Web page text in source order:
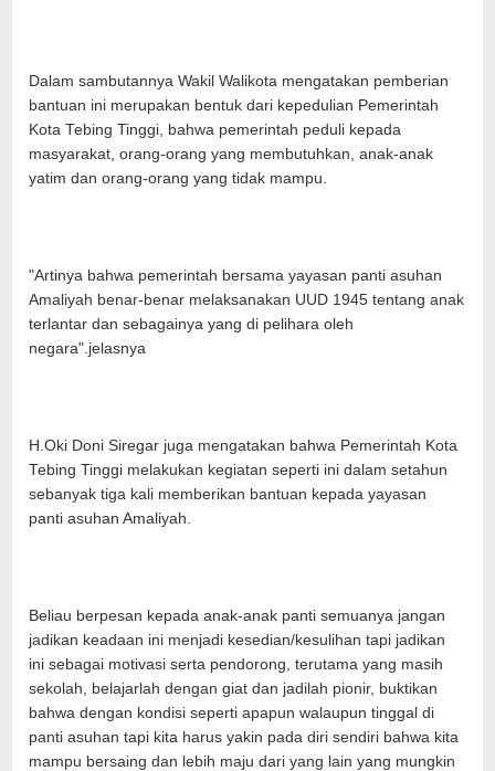
Dalam sambutannya Wakil Walikota mengatakan pemberian
bantuan ini merupakan bentuk dari kepedulian Pemerintah
Kota Tebing Tinggi, bahwa pemerintah peduli kepada
masyarakat, orang-orang yang membutuhkan, anak-anak
yatim dan orang-orang yang tidak mampu.
"Artinya bahwa pemerintah bersama yayasan panti asuhan
Amaliyah benar-benar melaksanakan UUD 1945 tentang anak
terlantar dan sebagainya yang di pelihara oleh
negara".jelasnya
H.Oki Doni Siregar juga mengatakan bahwa Pemerintah Kota
Tebing Tinggi melakukan kegiatan seperti ini dalam setahun
sebanyak tiga kali memberikan bantuan kepada yayasan
panti asuhan Amaliyah.
Beliau berpesan kepada anak-anak panti semuanya jangan
jadikan keadaan ini menjadi kesedian/kesulihan tapi jadikan
ini sebagai motivasi serta pendorong, terutama yang masih
sekolah, belajarlah dengan giat dan jadilah pionir, buktikan
bahwa dengan kondisi seperti apapun walaupun tinggal di
panti asuhan tapi kita harus yakin pada diri sendiri bahwa kita
mampu bersaing dan lebih maju dari yang lain yang mungkin